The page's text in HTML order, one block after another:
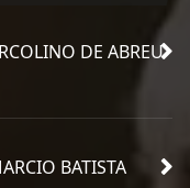
DE ABREU
BATISTA